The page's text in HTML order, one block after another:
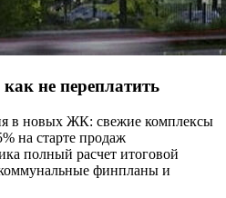
не переплатить
в новых ЖК: свежие комплексы
на старте продаж
полный расчет итоговой
финпланы и